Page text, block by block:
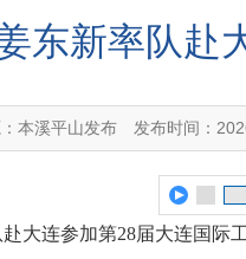
东新率队赴
本溪平山发布 发布时间：
大连参加第28届大连国